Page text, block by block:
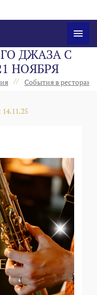
ДЖАЗА С
НОЯБРЯ
// События в